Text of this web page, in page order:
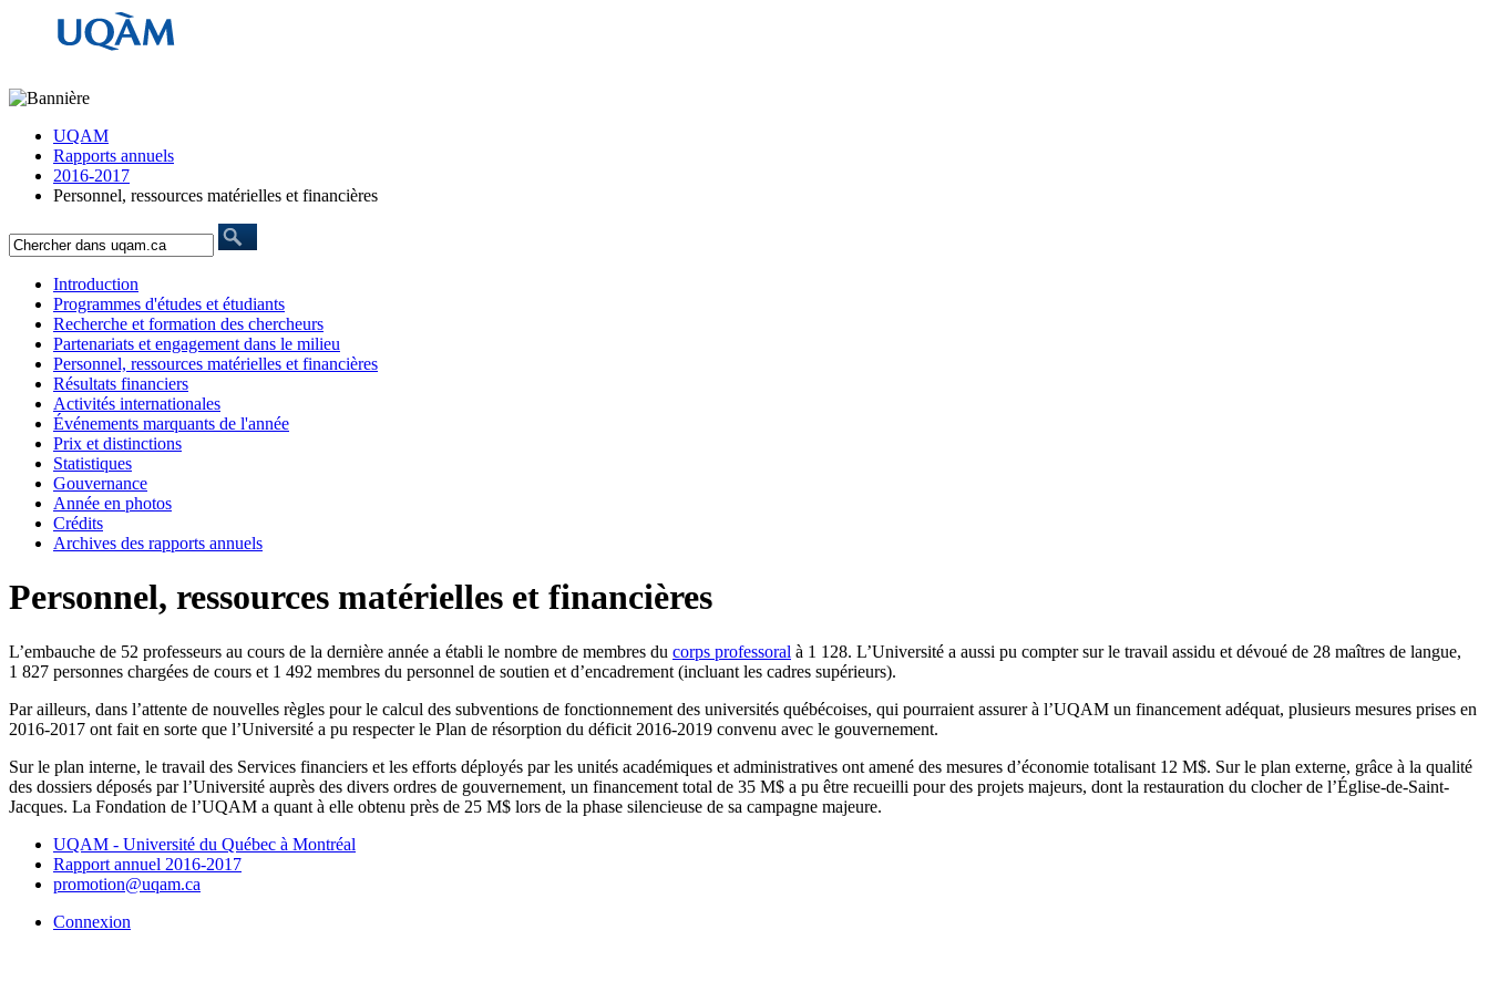
UQAM
Rapports annuels
2016-2017
Personnel, ressources matérielles et financières
Introduction
Programmes d'études et étudiants
Recherche et formation des chercheurs
Partenariats et engagement dans le milieu
Personnel, ressources matérielles et financières
Résultats financiers
Activités internationales
Événements marquants de l'année
Prix et distinctions
Statistiques
Gouvernance
Année en photos
Crédits
Archives des rapports annuels
Personnel, ressources matérielles et financières
L’embauche de 52 professeurs au cours de la dernière année a établi le nombre de membres du corps professoral à 1 128. L’Université a aussi pu compter sur le travail assidu et dévoué de 28 maîtres de langue,
1 827 personnes chargées de cours et 1 492 membres du personnel de soutien et d’encadrement (incluant les cadres supérieurs).
Par ailleurs, dans l’attente de nouvelles règles pour le calcul des subventions de fonctionnement des universités québécoises, qui pourraient assurer à l’UQAM un financement adéquat, plusieurs mesures prises en
2016-2017 ont fait en sorte que l’Université a pu respecter le Plan de résorption du déficit 2016-2019 convenu avec le gouvernement.
Sur le plan interne, le travail des Services financiers et les efforts déployés par les unités académiques et administratives ont amené des mesures d’économie totalisant 12 M$. Sur le plan externe, grâce à la qualité
des dossiers déposés par l’Université auprès des divers ordres de gouvernement, un financement total de 35 M$ a pu être recueilli pour des projets majeurs, dont la restauration du clocher de l’Église-de-Saint-
Jacques. La Fondation de l’UQAM a quant à elle obtenu près de 25 M$ lors de la phase silencieuse de sa campagne majeure.
UQAM - Université du Québec à Montréal
Rapport annuel 2016-2017
promotion@uqam.ca
Connexion